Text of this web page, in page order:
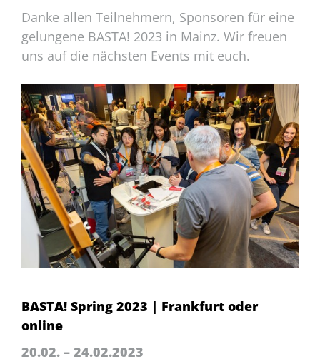
Danke allen Teilnehmern, Sponsoren für eine
gelungene BASTA! 2023 in Mainz. Wir freuen
uns auf die nächsten Events mit euch.
BASTA! Spring 2023 | Frankfurt oder
online
20.02. – 24.02.2023